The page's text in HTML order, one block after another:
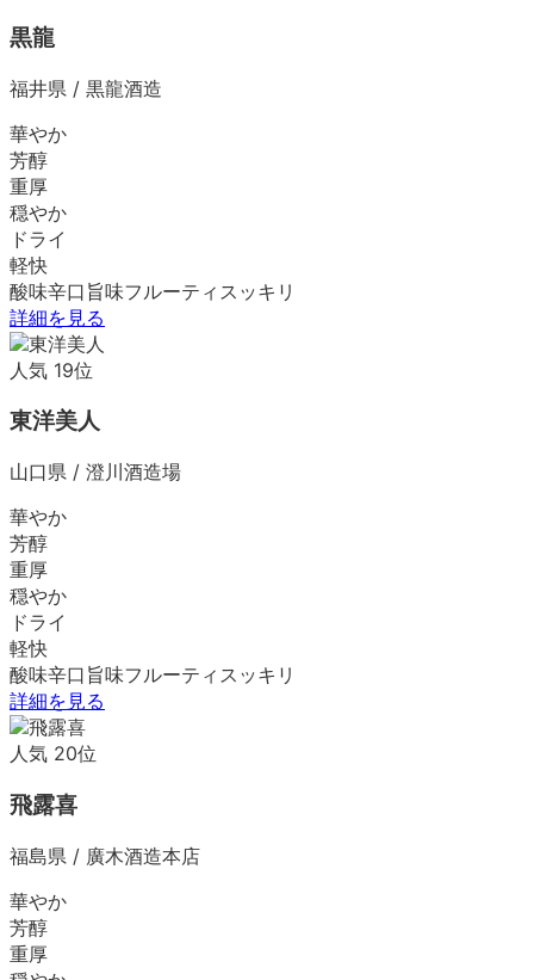
黒龍
福井県 / 黒龍酒造
華やか
芳醇
重厚
穏やか
ドライ
軽快
酸味辛口 旨味フルーティ スッキリ
詳細を見る
人気 19位
東洋美人
山口県 / 澄川酒造場
華やか
芳醇
重厚
穏やか
ドライ
軽快
酸味辛口 旨味フルーティ スッキリ
詳細を見る
人気 20位
飛露喜
福島県 / 廣木酒造本店
華やか
芳醇
重厚